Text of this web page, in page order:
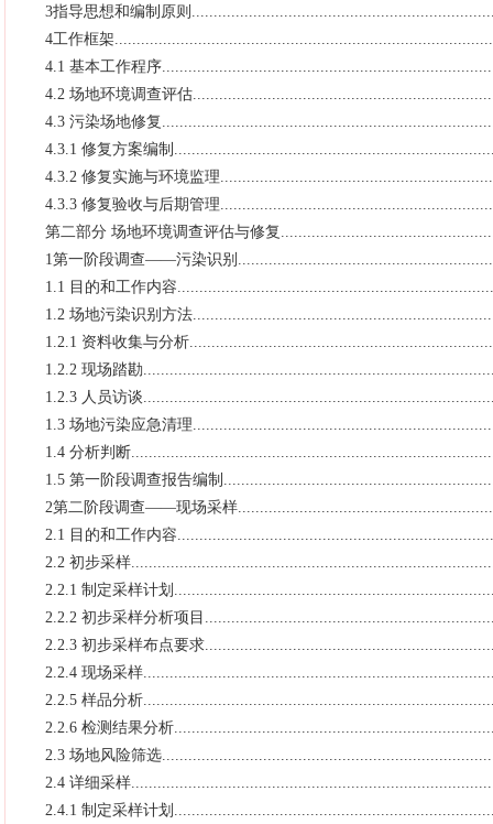
3指导思想和编制原则
4工作框架
4.1 基本工作程序
4.2 场地环境调查评估
4.3 污染场地修复
4.3.1 修复方案编制
4.3.2 修复实施与环境监理
4.3.3 修复验收与后期管理
第二部分 场地环境调查评估与修复
1第一阶段调查——污染识别
1.1 目的和工作内容
1.2 场地污染识别方法
1.2.1 资料收集与分析
1.2.2 现场踏勘
1.2.3 人员访谈
1.3 场地污染应急清理
1.4 分析判断
1.5 第一阶段调查报告编制
2第二阶段调查——现场采样
2.1 目的和工作内容
2.2 初步采样
2.2.1 制定采样计划
2.2.2 初步采样分析项目
2.2.3 初步采样布点要求
2.2.4 现场采样
2.2.5 样品分析
2.2.6 检测结果分析
2.3 场地风险筛选
2.4 详细采样
2.4.1 制定采样计划